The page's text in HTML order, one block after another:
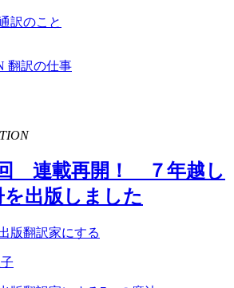
訳のこと
翻訳の仕事
連載再開！ ７年越し
を出版しました
版翻訳家にする